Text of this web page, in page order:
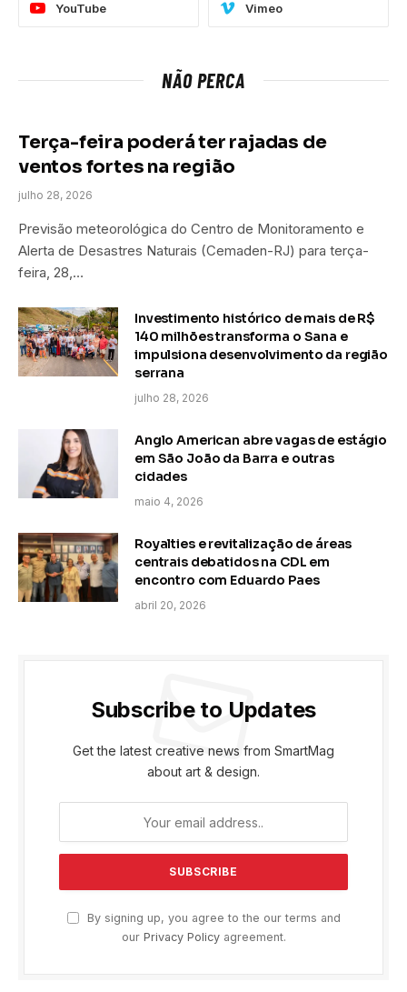
YouTube Vimeo
NÃO PERCA
Terça-feira poderá ter rajadas de
ventos fortes na região
julho 28, 2026
Previsão meteorológica do Centro de Monitoramento e
Alerta de Desastres Naturais (Cemaden-RJ) para terça-
feira, 28,…
Investimento histórico de mais de R$
140 milhões transforma o Sana e
impulsiona desenvolvimento da região
serrana
julho 28, 2026
Anglo American abre vagas de estágio
em São João da Barra e outras
cidades
maio 4, 2026
Royalties e revitalização de áreas
centrais debatidos na CDL em
encontro com Eduardo Paes
abril 20, 2026
Subscribe to Updates
Get the latest creative news from SmartMag
about art & design.
By signing up, you agree to the our terms and
our Privacy Policyagreement.